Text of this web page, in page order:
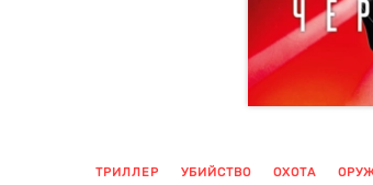
ТРИЛЛЕР УБИЙСТВО ОХОТА